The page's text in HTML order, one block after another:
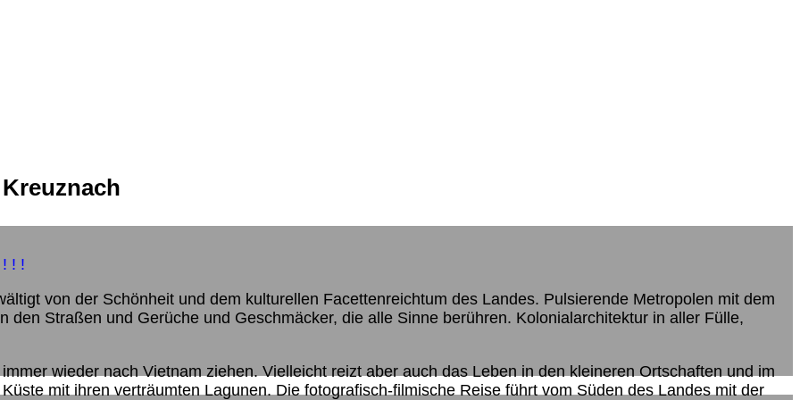
! !
von der Schönheit und dem kulturellen Facettenreichtum des Landes. Pulsierende Metropolen mit dem
den Straßen und Gerüche und Geschmäcker, die alle Sinne berühren. Kolonialarchitektur in aller Fülle,
wieder nach Vietnam ziehen. Vielleicht reizt aber auch das Leben in den kleineren Ortschaften und im
mit ihren verträumten Lagunen. Die fotografisch-filmische Reise führt vom Süden des Landes mit der